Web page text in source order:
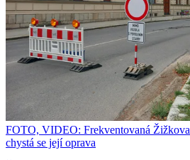
FOTO, VIDEO: Frekventovaná
chystá se její oprava